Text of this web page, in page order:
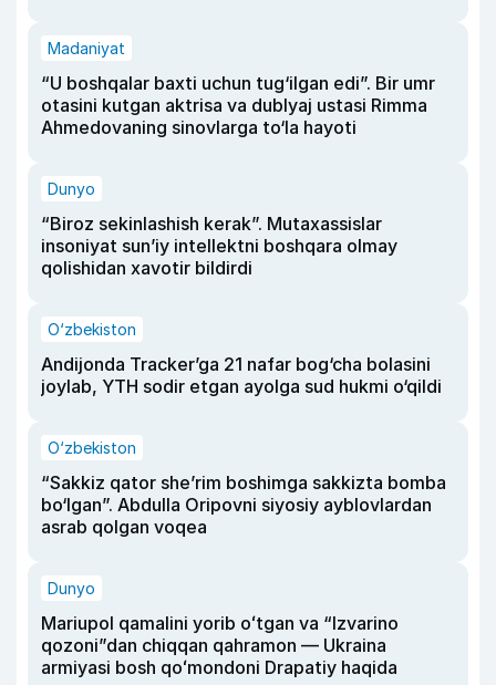
Madaniyat
“U boshqalar baxti uchun tug‘ilgan edi”. Bir umr
otasini kutgan aktrisa va dublyaj ustasi Rimma
Ahmedovaning sinovlarga to‘la hayoti
Dunyo
“Biroz sekinlashish kerak”. Mutaxassislar
insoniyat sun’iy intellektni boshqara olmay
qolishidan xavotir bildirdi
O‘zbekiston
Andijonda Tracker’ga 21 nafar bog‘cha bolasini
joylab, YTH sodir etgan ayolga sud hukmi o‘qildi
O‘zbekiston
“Sakkiz qator she’rim boshimga sakkizta bomba
bo‘lgan”. Abdulla Oripovni siyosiy ayblovlardan
asrab qolgan voqea
Dunyo
Mariupol qamalini yorib oʻtgan va “Izvarino
qozoni”dan chiqqan qahramon — Ukraina
armiyasi bosh qoʻmondoni Drapatiy haqida